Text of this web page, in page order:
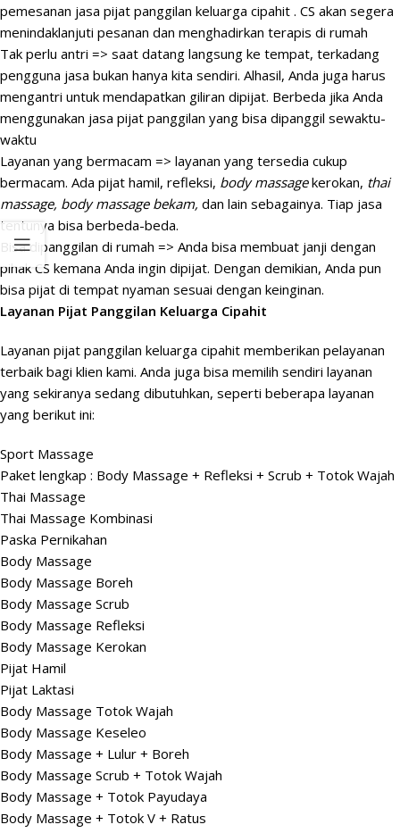
pemesanan jasa pijat panggilan keluarga cipahit . CS akan segera
menindaklanjuti pesanan dan menghadirkan terapis di rumah
Tak perlu antri => saat datang langsung ke tempat, terkadang
pengguna jasa bukan hanya kita sendiri. Alhasil, Anda juga harus
mengantri untuk mendapatkan giliran dipijat. Berbeda jika Anda
menggunakan jasa pijat panggilan yang bisa dipanggil sewaktu-
waktu
Layanan yang bermacam => layanan yang tersedia cukup
bermacam. Ada pijat hamil, refleksi, body massagekerokan, thai
massage, body massage bekam, dan lain sebagainya. Tiap jasa
tentunya bisa berbeda-beda.
Bisa dipanggilan di rumah => Anda bisa membuat janji dengan
pihak CS kemana Anda ingin dipijat. Dengan demikian, Anda pun
bisa pijat di tempat nyaman sesuai dengan keinginan.
Layanan Pijat Panggilan Keluarga Cipahit
Layanan pijat panggilan keluarga cipahit memberikan pelayanan
terbaik bagi klien kami. Anda juga bisa memilih sendiri layanan
yang sekiranya sedang dibutuhkan, seperti beberapa layanan
yang berikut ini:
Sport Massage
Paket lengkap : Body Massage + Refleksi + Scrub + Totok Wajah
Thai Massage
Thai Massage Kombinasi
Paska Pernikahan
Body Massage
Body Massage Boreh
Body Massage Scrub
Body Massage Refleksi
Body Massage Kerokan
Pijat Hamil
Pijat Laktasi
Body Massage Totok Wajah
Body Massage Keseleo
Body Massage + Lulur + Boreh
Body Massage Scrub + Totok Wajah
Body Massage + Totok Payudaya
Body Massage + Totok V + Ratus